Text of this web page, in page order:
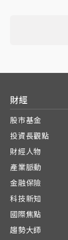
財經
股市基金
投資長觀點
財經人物
產業脈動
金融保險
科技新知
國際焦點
趨勢大師